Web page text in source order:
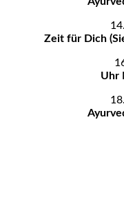
Zeit für Dich
Uhr